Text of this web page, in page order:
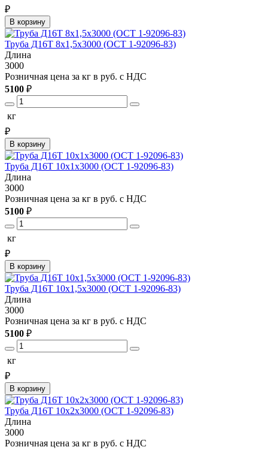
₽
В корзину
Труба Д16Т 8х1,5х3000 (ОСТ 1-92096-83)
Длина
3000
Розничная цена за кг в руб. с НДС
5100 ₽
кг
₽
В корзину
Труба Д16Т 10х1х3000 (ОСТ 1-92096-83)
Длина
3000
Розничная цена за кг в руб. с НДС
5100 ₽
кг
₽
В корзину
Труба Д16Т 10х1,5х3000 (ОСТ 1-92096-83)
Длина
3000
Розничная цена за кг в руб. с НДС
5100 ₽
кг
₽
В корзину
Труба Д16Т 10х2х3000 (ОСТ 1-92096-83)
Длина
3000
Розничная цена за кг в руб. с НДС